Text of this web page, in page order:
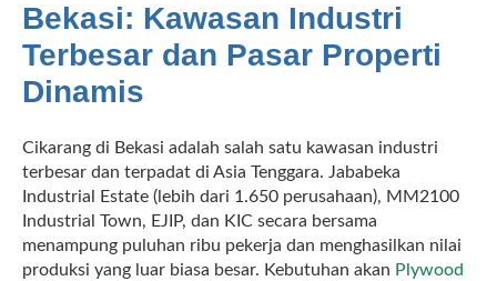
Bekasi: Kawasan Industri
Terbesar dan Pasar Properti
Dinamis
Cikarang di Bekasi adalah salah satu kawasan industri
terbesar dan terpadat di Asia Tenggara. Jababeka
Industrial Estate (lebih dari 1.650 perusahaan), MM2100
Industrial Town, EJIP, dan KIC secara bersama
menampung puluhan ribu pekerja dan menghasilkan nilai
produksi yang luar biasa besar. Kebutuhan akan Plywood